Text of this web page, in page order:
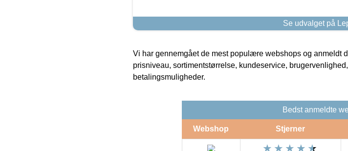
Se udvalget på
Vi har gennemgået de mest populære webshops og anmeldt
prisniveau, sortimentstørrelse, kundeservice,
betalingsmuligheder.
Bedst anmeldte
Webshop Stjerner